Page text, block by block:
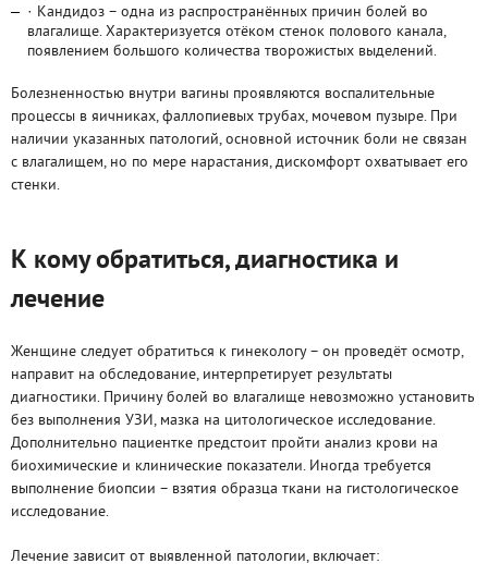
· Кандидоз – одна из распространённых причин болей во
влагалище. Характеризуется отёком стенок полового канала,
появлением большого количества творожистых выделений.
Болезненностью внутри вагины проявляются воспалительные
процессы в яичниках, фаллопиевых трубах, мочевом пузыре. При
наличии указанных патологий, основной источник боли не связан
с влагалищем, но по мере нарастания, дискомфорт охватывает его
стенки.
К кому обратиться, диагностика и
лечение
Женщине следует обратиться к гинекологу – он проведёт осмотр,
направит на обследование, интерпретирует результаты
диагностики. Причину болей во влагалище невозможно установить
без выполнения УЗИ, мазка на цитологическое исследование.
Дополнительно пациентке предстоит пройти анализ крови на
биохимические и клинические показатели. Иногда требуется
выполнение биопсии – взятия образца ткани на гистологическое
исследование.
Лечение зависит от выявленной патологии, включает: